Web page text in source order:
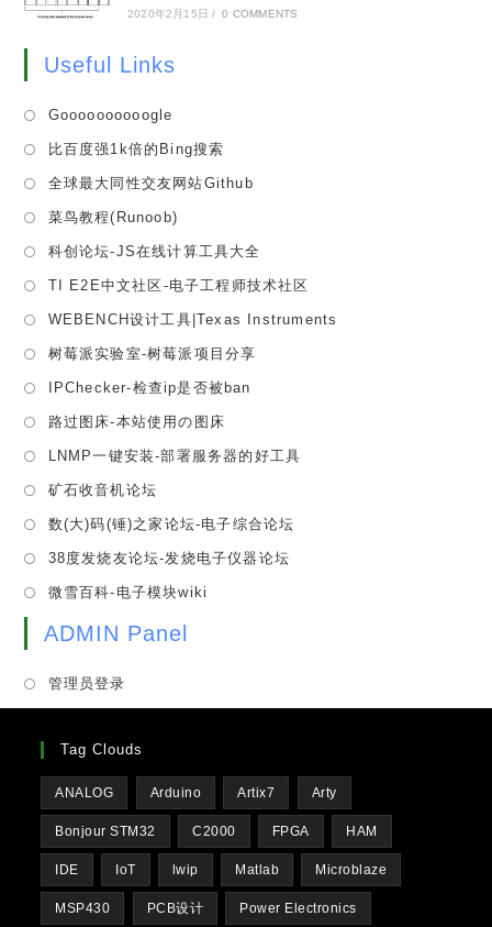
2020年2月15日 / 0 COMMENTS
Useful Links
Goooooooooogle
new
tab
比百度强1k倍的Bing搜索
tab
全球最大同性交友网站GithubOpens
new
tab
菜鸟教程(Runoob)
a
new
tab
科创论坛-JS在线计算工具大全
a
new
TI E2E中文社区-电子工程师技术社区
WEBENCH设计工具|Texas Instruments
树莓派实验室-树莓派项目分享
tab
IPChecker-检查ip是否被ban
new
路过图床-本站使用の图床
a
tab
LNMP一键安装-部署服务器的好工具
矿石收音机论坛
a
new
tab
数(大)码(锤)之家论坛-电子综合论坛
38度发烧友论坛-发烧电子仪器论坛
微雪百科-电子模块wiki
ADMIN Panel
管理员登录
Tag Clouds
ANALOG Arduino Artix7 Arty
Bonjour STM32 C2000 FPGA HAM
IDE IoT lwip Matlab Microblaze
MSP430 PCB设计 Power Electronics